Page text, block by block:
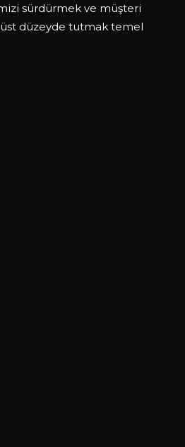
sürdürmek ve müşteri
düzeyde tutmak temel